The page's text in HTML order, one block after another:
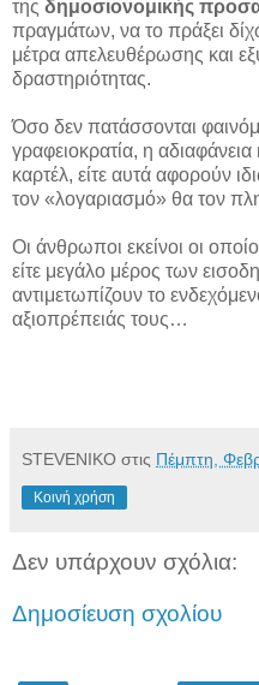
της δημοσιονομικής
πραγμάτων, να το πράξει
μέτρα απελευθέρωσης και
δραστηριότητας.
Όσο δεν πατάσσονται
γραφειοκρατία, η
καρτέλ, είτε αυτά αφορούν
τον «λογαριασμό» θα τον
Οι άνθρωποι εκείνοι οι
είτε μεγάλο μέρος των
αντιμετωπίζουν το
αξιοπρέπειάς τους…
STEVENIKO στις Πέμπτη,
Κοινή χρήση
Δεν υπάρχουν σχόλια:
Δημοσίευση σχολίου